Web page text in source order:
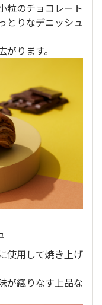
粒のチョコレート
とりなデニッシュ
ります。
使用して焼き上げ
が織りなす上品な